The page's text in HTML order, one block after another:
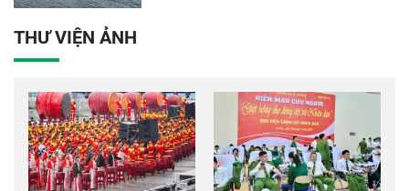
THƯ VIỆN ẢNH